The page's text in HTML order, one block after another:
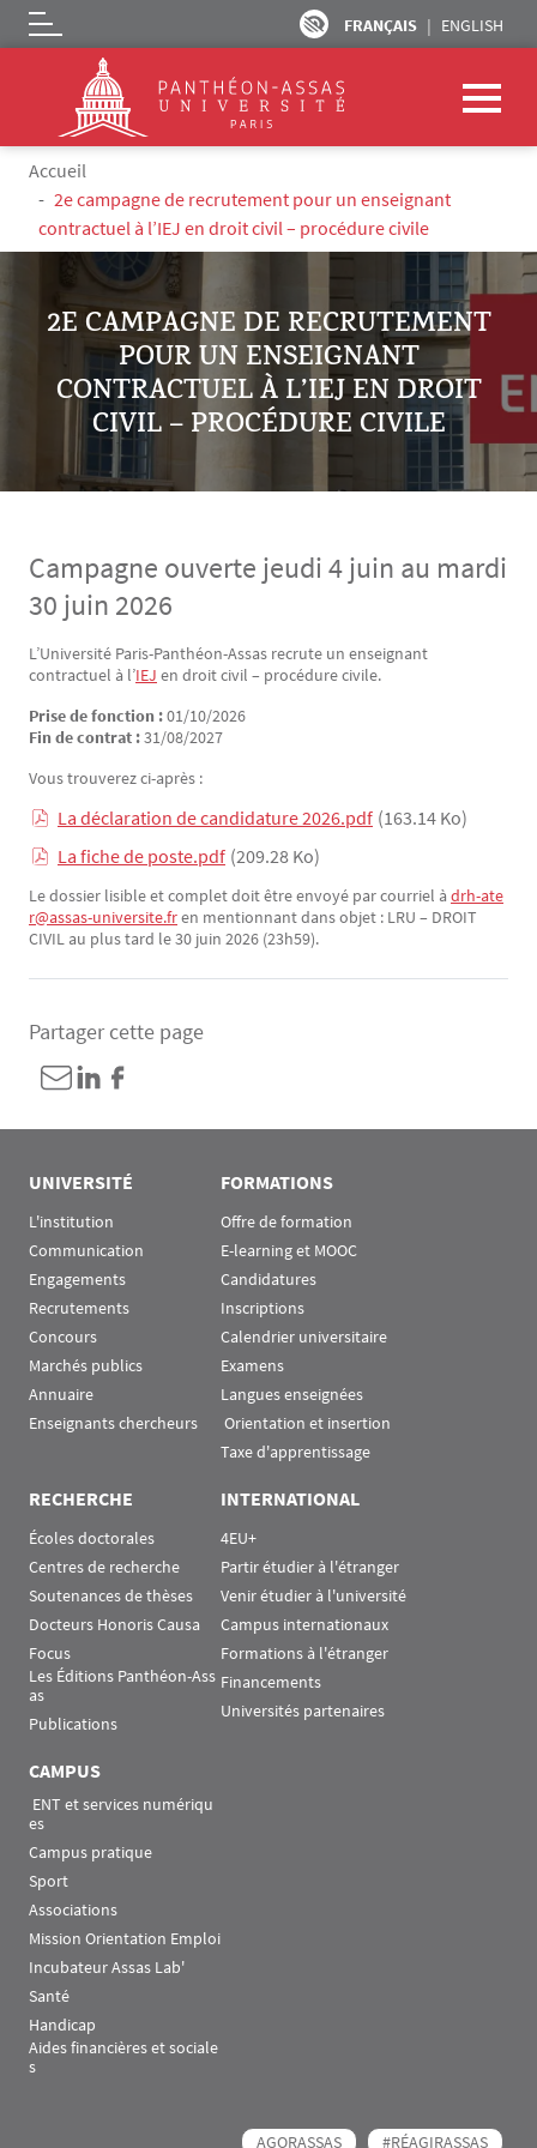
Aller au contenu principal
FRANÇAIS ENGLISH
Logo
Fil d'Ariane
Accueil
2e campagne de recrutement pour un enseignant
contractuel à l’IEJ en droit civil – procédure civile
2E CAMPAGNE DE RECRUTEMENT
POUR UN ENSEIGNANT
CONTRACTUEL À L’IEJ EN DROIT
CIVIL – PROCÉDURE CIVILE
Campagne ouverte jeudi 4 juin au mardi
30 juin 2026
Texte
L’Université Paris-Panthéon-Assas recrute un enseignant
contractuel à l’IEJ en droit civil – procédure civile.
Prise de fonction :01/10/2026
Fin de contrat :31/08/2027
Vous trouverez ci-après :
La déclaration de candidature 2026.pdf (163.14 Ko)
La fiche de poste.pdf (209.28 Ko)
Le dossier lisible et complet doit être envoyé par courriel à drh-ate
r@assas-universite.fren mentionnant dans objet : LRU – DROIT
CIVIL au plus tard le 30 juin 2026 (23h59).
Partager cette page
UNIVERSITÉ
L'institution
Communication
Engagements
Recrutements
Concours
Marchés publics
Annuaire
Enseignants chercheurs
FORMATIONS
Offre de formation
E-learning et MOOC
Candidatures
Inscriptions
Calendrier universitaire
Examens
Langues enseignées
Orientation et insertion
Taxe d'apprentissage
RECHERCHE
Écoles doctorales
Centres de recherche
Soutenances de thèses
Docteurs Honoris Causa
Focus
Les Éditions Panthéon-Ass
as
Publications
INTERNATIONAL
4EU+
Partir étudier à l'étranger
Venir étudier à l'université
Campus internationaux
Formations à l'étranger
Financements
Universités partenaires
CAMPUS
es
Campus pratique
Sport
Associations
Mission Orientation Emploi
Incubateur Assas Lab'
Santé
Handicap
Aides financières et sociale
s
AGORASSAS
#RÉAGIRASSAS